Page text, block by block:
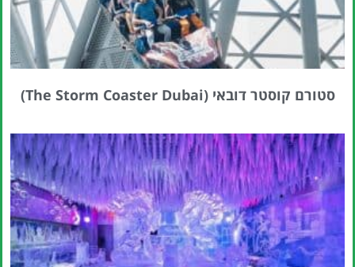
סטורם קוסטר דובאי (The Storm Coaster Dubai)